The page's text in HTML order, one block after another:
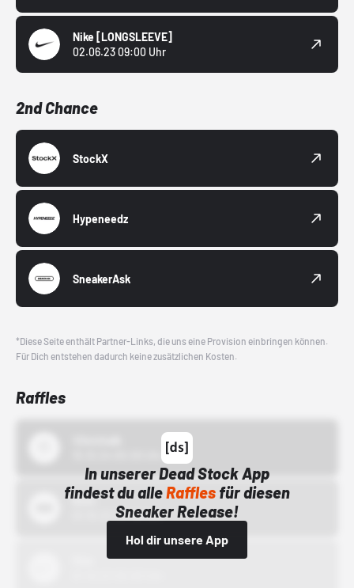
Nike [LONGSLEEVE]
02.06.23 09:00 Uhr
2nd Chance
StockX
Hypeneedz
SneakerAsk
*Diese Seite enthält Partner-Links, die uns eine Provision einbringen können.
Für Dich entstehen dadurch keine zusätzlichen Kosten.
Raffles
In unserer Dead Stock App
findest du alleRafflesfür diesen
Sneaker Release!
Hol dir unsere App
Bstn
01.10.22 00:00 Uhr